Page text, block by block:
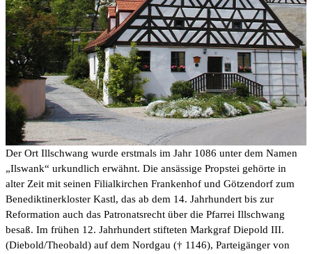
Der Ort Illschwang wurde erstmals im Jahr 1086 unter dem Namen
„Ilswank“ urkundlich erwähnt. Die ansässige Propstei gehörte in
alter Zeit mit seinen Filialkirchen Frankenhof und Götzendorf zum
Benediktinerkloster Kastl, das ab dem 14. Jahrhundert bis zur
Reformation auch das Patronatsrecht über die Pfarrei Illschwang
besaß. Im frühen 12. Jahrhundert stifteten Markgraf Diepold III.
(Diebold/Theobald) auf dem Nordgau († 1146), Parteigänger von